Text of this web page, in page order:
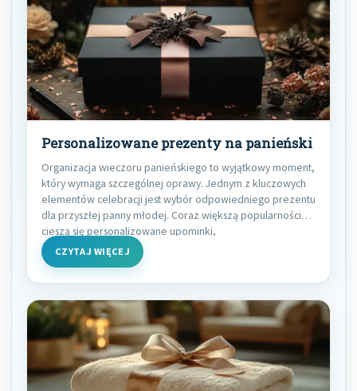
Personalizowane prezenty na panieński
Organizacja wieczoru panieńskiego to wyjątkowy moment,
który wymaga szczególnej oprawy. Jednym z kluczowych
elementów celebracji jest wybór odpowiedniego prezentu
dla przyszłej panny młodej. Coraz większą popularnością
cieszą się personalizowane upominki,
CZYTAJ WIĘCEJ